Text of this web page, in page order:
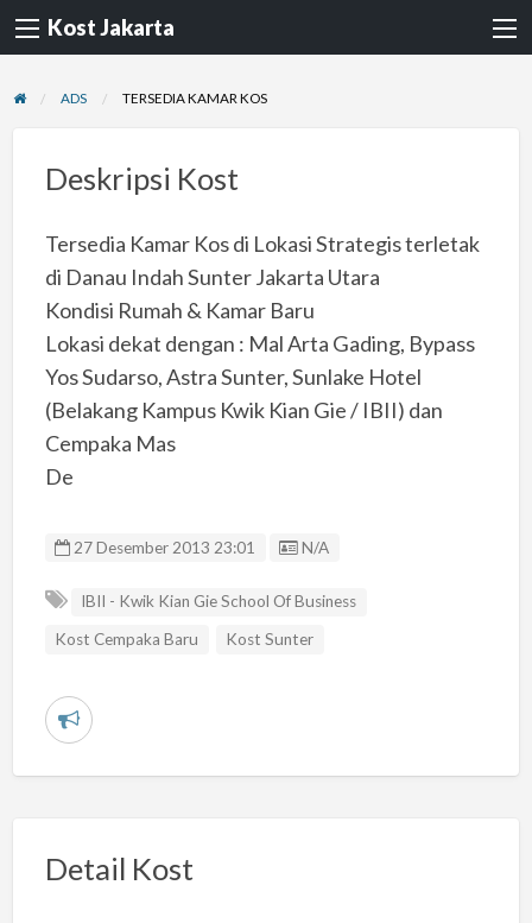
Kost Jakarta
ADS TERSEDIA KAMAR KOS
Deskripsi Kost
Tersedia Kamar Kos di Lokasi Strategis terletak
di Danau Indah Sunter Jakarta Utara
Kondisi Rumah & Kamar Baru
Lokasi dekat dengan : Mal Arta Gading, Bypass
Yos Sudarso, Astra Sunter, Sunlake Hotel
(Belakang Kampus Kwik Kian Gie / IBII) dan
Cempaka Mas
De
27 Desember 2013 23:01 Listing ID
N/A
IBII - Kwik Kian Gie School Of Business
Kost Cempaka Baru
Kost Sunter
L
r
Detail Kost